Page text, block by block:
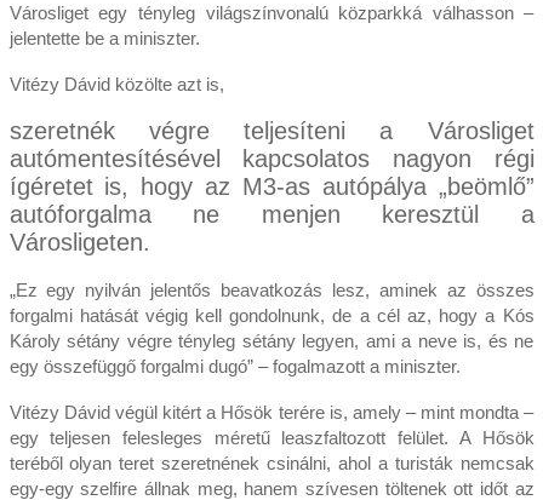
Városliget egy tényleg világszínvonalú közparkká válhasson –
jelentette be a miniszter.
Vitézy Dávid közölte azt is,
szeretnék végre teljesíteni a Városliget
autómentesítésével kapcsolatos nagyon régi
ígéretet is, hogy az M3-as autópálya „beömlő”
autóforgalma ne menjen keresztül a
Városligeten.
„Ez egy nyilván jelentős beavatkozás lesz, aminek az összes
forgalmi hatását végig kell gondolnunk, de a cél az, hogy a Kós
Károly sétány végre tényleg sétány legyen, ami a neve is, és ne
egy összefüggő forgalmi dugó” – fogalmazott a miniszter.
Vitézy Dávid végül kitért a Hősök terére is, amely – mint mondta –
egy teljesen felesleges méretű leaszfaltozott felület. A Hősök
teréből olyan teret szeretnének csinálni, ahol a turisták nemcsak
egy-egy szelfire állnak meg, hanem szívesen töltenek ott időt az